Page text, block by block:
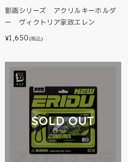
影画シリーズ アクリルキーホルダ
ー ヴィクトリア家政エレン
¥1,650 (税込)
SOLD OUT